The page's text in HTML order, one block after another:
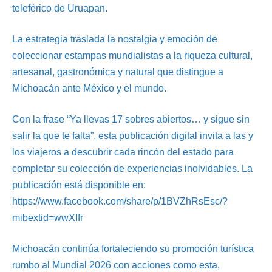
teleférico de Uruapan.
La estrategia traslada la nostalgia y emoción de
coleccionar estampas mundialistas a la riqueza cultural,
artesanal, gastronómica y natural que distingue a
Michoacán ante México y el mundo.
Con la frase “Ya llevas 17 sobres abiertos… y sigue sin
salir la que te falta”, esta publicación digital invita a las y
los viajeros a descubrir cada rincón del estado para
completar su colección de experiencias inolvidables. La
publicación está disponible en:
https://www.facebook.com/share/p/1BVZhRsEsc/?
mibextid=wwXIfr
Michoacán continúa fortaleciendo su promoción turística
rumbo al Mundial 2026 con acciones como esta,